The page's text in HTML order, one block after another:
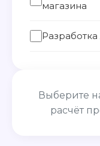
магазина
Выберите
расчёт